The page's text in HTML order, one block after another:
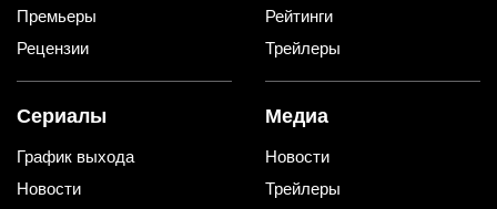
Премьеры
Рецензии
Рейтинги
Трейлеры
Сериалы
График выхода
Новости
Медиа
Новости
Трейлеры